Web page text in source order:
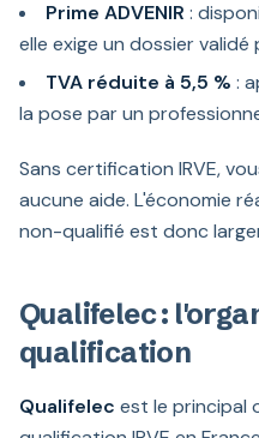
Prime ADVENIR :
elle exige un dossier validé
TVA réduite à 5,5 % :
la pose par un
Sans certification IRVE,
aucune aide. L'économie
non-qualifié est donc
Qualifelec :
qualification
Qualifelec est le principal